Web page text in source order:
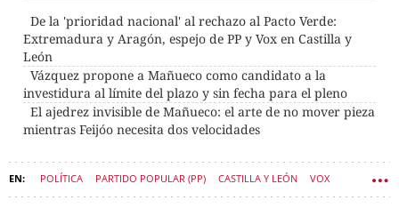
De la 'prioridad nacional' al rechazo al Pacto Verde:
Extremadura y Aragón, espejo de PP y Vox en Castilla y
León
Vázquez propone a Mañueco como candidato a la
investidura al límite del plazo y sin fecha para el pleno
El ajedrez invisible de Mañueco: el arte de no mover pieza
mientras Feijóo necesita dos velocidades
POLÍTICA PARTIDO POPULAR (PP) CASTILLA Y LEÓN VOX